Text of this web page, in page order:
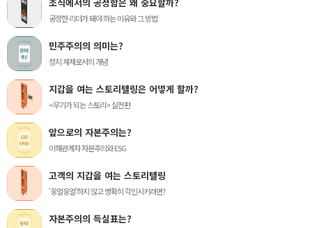
공정한 리더가 돼야 하는 이유와 그 방법
민주주의의 의미는?
정치 체제로서의 개념
지갑을 여는 스토리텔링은 어떻게 할까?
<무기가 되는 스토리> 실전편
앞으로의 자본주의는?
이해관계자 자본주의와 ESG
고객의 지갑을 여는 스토리텔링
'웅얼웅얼'하지 않고 명확히 각인시키려면?
자본주의의 득실표는?